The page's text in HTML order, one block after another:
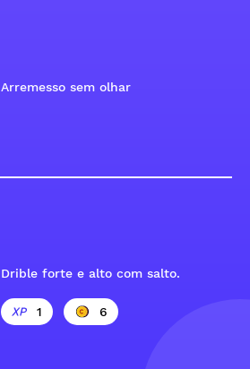
Arremesso sem olhar
Drible forte e alto com salto.
1 6